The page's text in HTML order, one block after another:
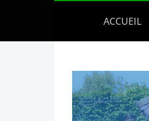
ACCUEIL